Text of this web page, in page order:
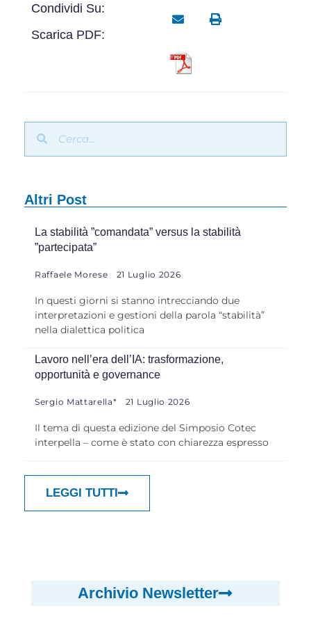
Condividi Su:
Scarica PDF:
Altri Post
La stabilità ”comandata” versus la stabilità
”partecipata”
Raffaele Morese 21 Luglio 2026
In questi giorni si stanno intrecciando due
interpretazioni e gestioni della parola “stabilità”
nella dialettica politica
Lavoro nell’era dell’IA: trasformazione,
opportunità e governance
Sergio Mattarella* 21 Luglio 2026
Il tema di questa edizione del Simposio Cotec
interpella – come è stato con chiarezza espresso
LEGGI TUTTI
Archivio Newsletter